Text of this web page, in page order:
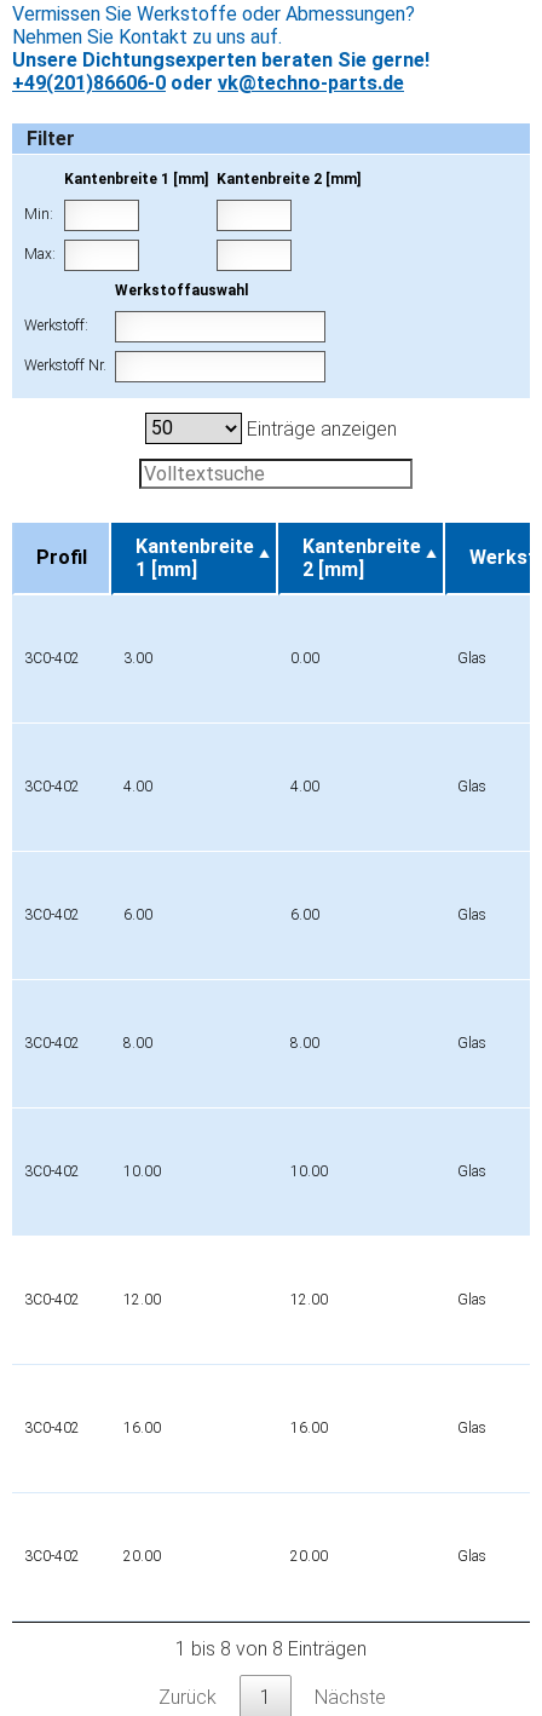
Vermissen Sie Werkstoffe oder Abmessungen?
Nehmen Sie Kontakt zu uns auf.
Unsere Dichtungsexperten beraten Sie gerne!
+49(201)86606-0 oder vk@techno-parts.de
Filter
Kantenbreite 1 [mm] Kantenbreite 2 [mm]
Min:
Max:
Werkstoffauswahl
Werkstoff:
Werkstoff Nr.
Einträge anzeigen
Profil
Kantenbreite
1 [mm]
Kantenbreite
2 [mm]
3C0-402 3.00 0.00 Glas
3C0-402 4.00 4.00 Glas
3C0-402 6.00 6.00 Glas
3C0-402 8.00 8.00 Glas
3C0-402 10.00 10.00 Glas
3C0-402 12.00 12.00 Glas
3C0-402 16.00 16.00 Glas
3C0-402 20.00 20.00 Glas
1 bis 8 von 8 Einträgen
Zurück 1 Nächste